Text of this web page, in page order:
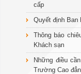
cấp
Quyết định Ban
Thông báo
Khách sạn
Những điều
Trường Cao